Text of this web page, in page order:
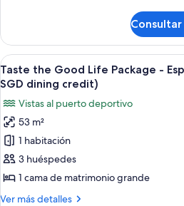
-
Premier
Courtyard
Room
Twin
(incl
$100
SGD
dining
credit)
the
Good
Life
Package
Premier
Courtyard
Room
Twin
(incl
SGD
dining
Abrir
todas
fotos
de
Taste
the
Good
Life
8
Taste the Good Life Package -
SGD dining credit)
Vistas al puerto deportivo
53 m²
1 habitación
3 huéspedes
1 cama de matrimonio grande
Ver más detalles
Más